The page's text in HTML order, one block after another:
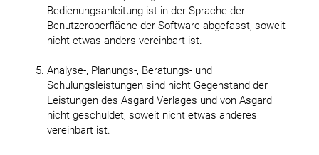
Bedienungsanleitung ist in der Sprache der
Benutzeroberfläche der Software abgefasst, soweit
nicht etwas anders vereinbart ist.
Analyse-, Planungs-, Beratungs- und
Schulungsleistungen sind nicht Gegenstand der
Leistungen des Asgard Verlages und von Asgard
nicht geschuldet, soweit nicht etwas anderes
vereinbart ist.